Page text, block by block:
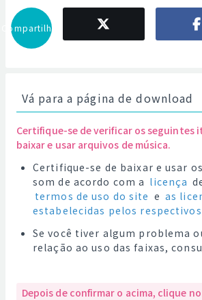
Compartilhar
Vá para a página de download
Certifique-se de verificar os seguintes
baixar e usar arquivos de música.
Certifique-se de baixar e usar
som de acordo com a licença
termos de uso do site e as
estabelecidas pelos
Se você tiver algum problema
relação ao uso das faixas,
Depois de confirmar o acima, clique